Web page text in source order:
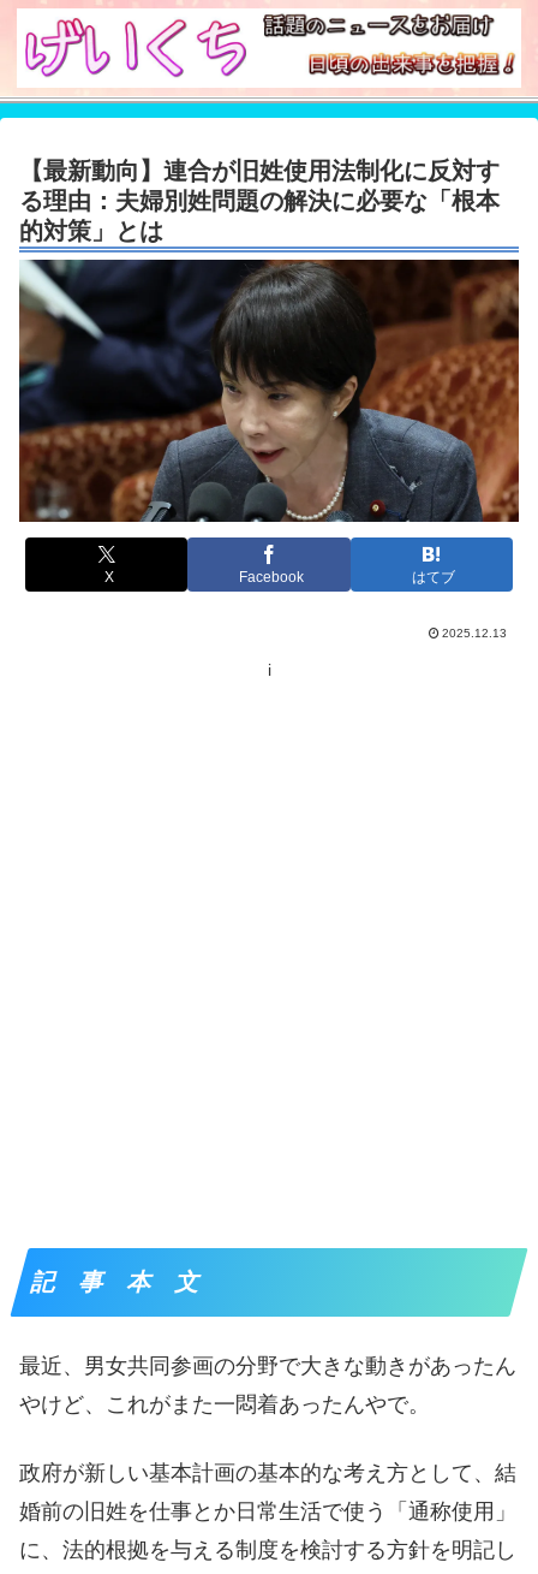
【最新動向】連合が旧姓使用法制化に反対す
る理由：夫婦別姓問題の解決に必要な「根本
的対策」とは
X Facebook はてブ
2025.12.13
i
記 事 本 文
最近、男女共同参画の分野で大きな動きがあったん
やけど、これがまた一悶着あったんやで。
政府が新しい基本計画の基本的な考え方として、結
婚前の旧姓を仕事とか日常生活で使う「通称使用」
に、法的根拠を与える制度を検討する方針を明記し